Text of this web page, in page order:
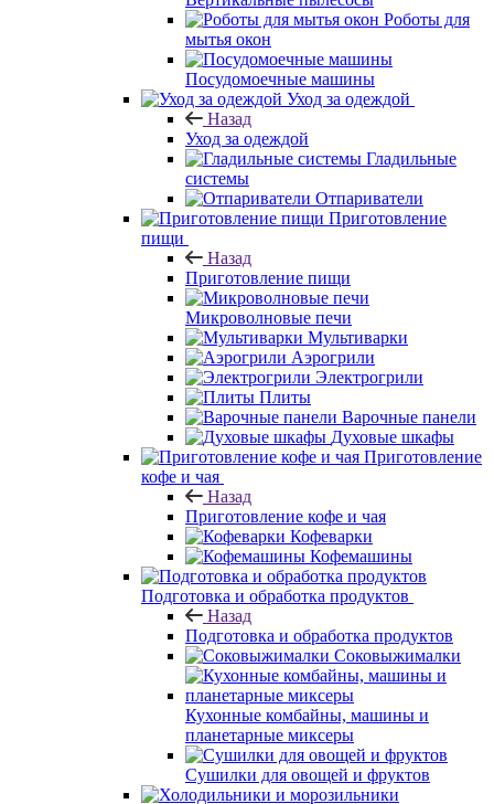
Роботы для
мытья окон
Посудомоечные машины
Уход за одеждой
Назад
Уход за одеждой
Гладильные
системы
Отпариватели
Приготовление
пищи
Назад
Приготовление пищи
Микроволновые печи
Мультиварки
Аэрогрили
Электрогрили
Плиты
Варочные панели
Духовые шкафы
Приготовление
кофе и чая
Назад
Приготовление кофе и чая
Кофеварки
Кофемашины
Подготовка и обработка продуктов
Назад
Подготовка и обработка продуктов
Соковыжималки
Кухонные комбайны, машины и
планетарные миксеры
Сушилки для овощей и фруктов